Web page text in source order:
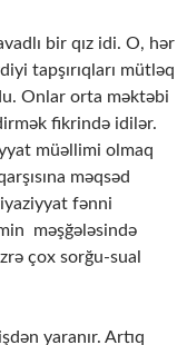
bir qız idi. O, hər
tapşırıqları mütləq
Onlar orta məktəbi
fikrində idilər.
müəllimi olmaq
məqsəd
fənni
məşğələsində
çox sorğu-sual
yaranır. Artıq